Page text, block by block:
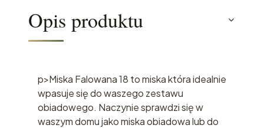
Opis produktu
p>Miska Falowana 18 to miska która idealnie
wpasuje się do waszego zestawu
obiadowego. Naczynie sprawdzi się w
waszym domu jako miska obiadowa lub do